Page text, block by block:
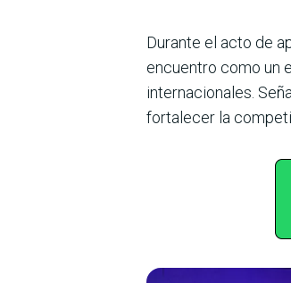
Durante el acto de
encuentro como un
internacionales.
fortalecer la